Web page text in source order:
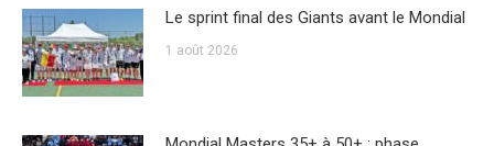
Le sprint final des Giants avant le Mondial
1 août 2026